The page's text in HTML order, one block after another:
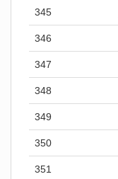
345
346
347
348
349
350
351